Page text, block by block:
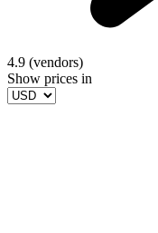
4.9 (vendors)
Show prices in